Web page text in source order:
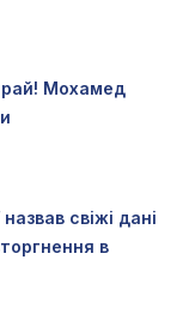
рай! Мохамед
свіжі дані
в